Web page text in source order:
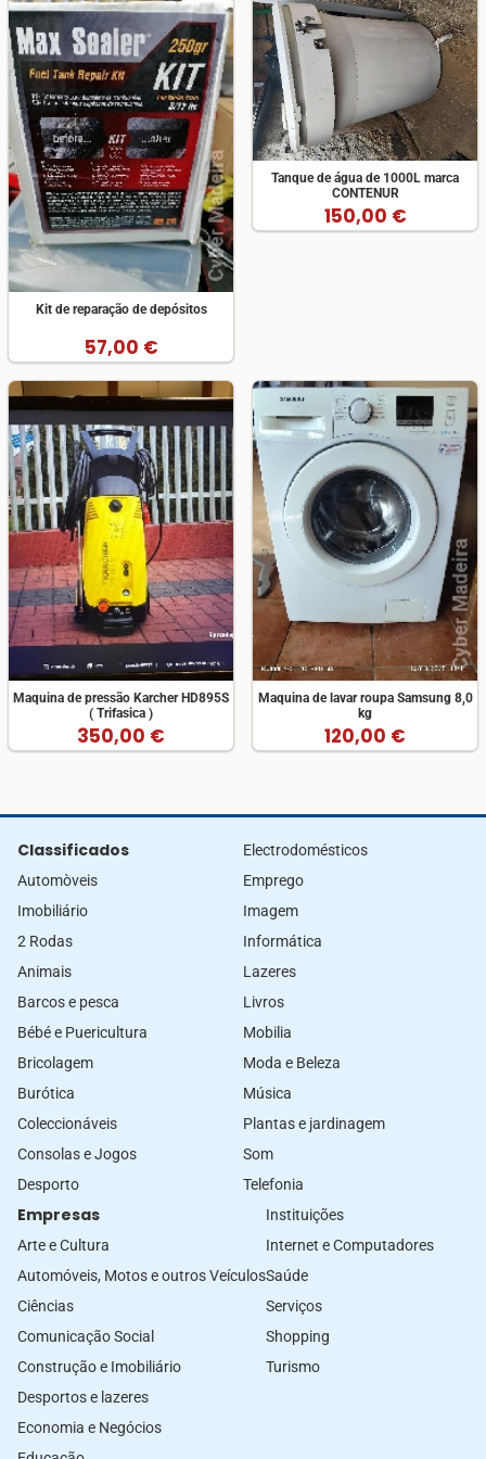
Kit de reparação de depósitos
57,00 €
Tanque de água de 1000L marca
CONTENUR
150,00 €
Maquina de pressão Karcher HD895S
( Trifasica )
350,00 €
Maquina de lavar roupa Samsung 8,0
kg
120,00 €
Classificados
Automòveis
Imobiliário
2 Rodas
Animais
Barcos e pesca
Bébé e Puericultura
Bricolagem
Burótica
Coleccionáveis
Consolas e Jogos
Desporto
Electrodomésticos
Emprego
Imagem
Informática
Lazeres
Livros
Mobilia
Moda e Beleza
Música
Plantas e jardinagem
Som
Telefonia
Empresas
Arte e Cultura
Automóveis, Motos e outros Veículos
Ciências
Comunicação Social
Construção e Imobiliário
Desportos e lazeres
Economia e Negócios
Instituições
Internet e Computadores
Saúde
Serviços
Shopping
Turismo